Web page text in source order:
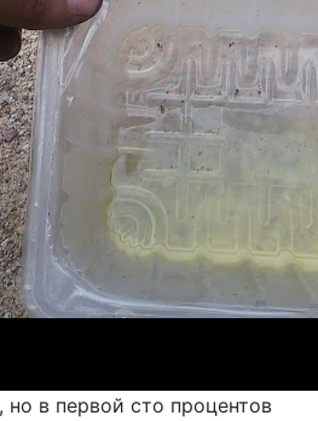
в первой сто процентов